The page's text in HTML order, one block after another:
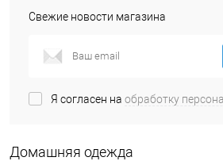
Свежие новости магазина
Я согласен на обработку
Домашняя одежда